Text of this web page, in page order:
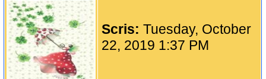
Scris:Tuesday, October
22, 2019 1:37 PM